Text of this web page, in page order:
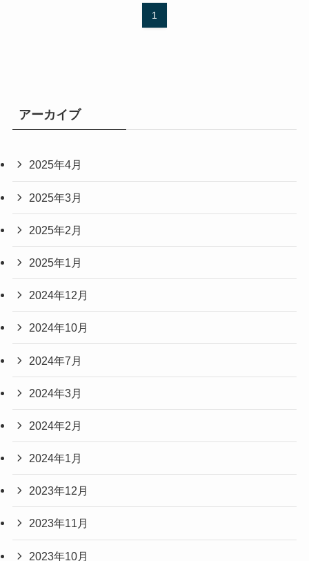
1
アーカイブ
2025年4月
2025年3月
2025年2月
2025年1月
2024年12月
2024年10月
2024年7月
2024年3月
2024年2月
2024年1月
2023年12月
2023年11月
2023年10月